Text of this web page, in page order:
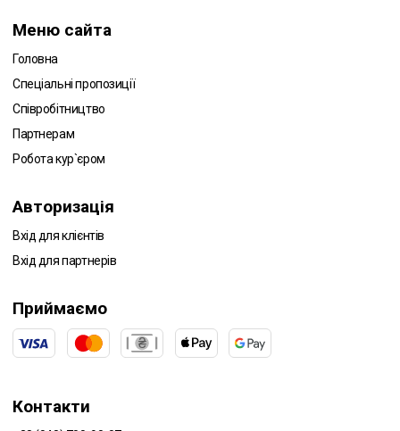
Меню сайта
Головна
Спеціальні пропозиції
Співробітництво
Партнерам
Робота кур`єром
Авторизація
Вхід для клієнтів
Вхід для партнерів
Приймаємо
Контакти